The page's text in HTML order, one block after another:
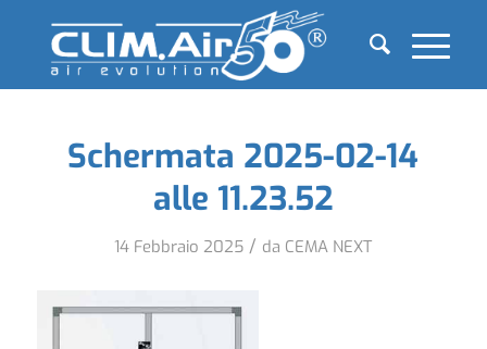
Schermata 2025-02-14
alle 11.23.52
14 Febbraio 2025 / da CEMA NEXT